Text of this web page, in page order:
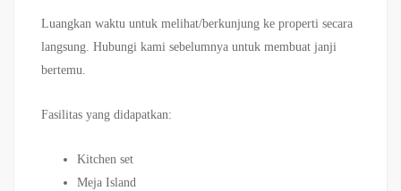
Luangkan waktu untuk melihat/berkunjung ke properti secara
langsung. Hubungi kami sebelumnya untuk membuat janji
bertemu.
Fasilitas yang didapatkan:
Kitchen set
Meja Island